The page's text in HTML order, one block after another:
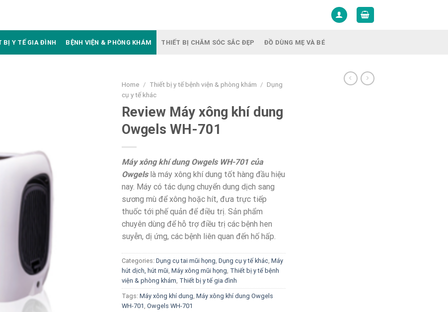
BỊ Y TẾ GIA ĐÌNH BỆNH VIỆN & PHÒNG KHÁM THIẾT BỊ CHĂM SÓC SẮC ĐẸP ĐỒ DÙNG MẸ VÀ BÉ
Home / Thiết bị y tế bệnh viện & phòng khám / Dụng
cụ y tế khác
Review Máy xông khí dung
Owgels WH-701
Máy xông khí dung Owgels WH-701 của
Owgelslà máy xông khí dung tốt hàng đầu hiệu
nay. Máy có tác dụng chuyển dung dịch sang
sương mù để xông hoặc hít, đưa trực tiếp
thuốc tới phế quản để điều trị. Sản phẩm
chuyên dùng để hỗ trợ điều trị các bệnh hen
suyễn, dị ứng, các bệnh liên quan đến hố hấp.
Categories: Dụng cụ tai mũi họng Dụng cụ y tế khác Máy
hút dịch, hút mũi Máy xông mũi họng Thiết bị y tế bệnh
viện & phòng khám Thiết bị y tế gia đình
Tags: Máy xông khí dung Máy xông khí dung Owgels
WH-701 Owgels WH-701